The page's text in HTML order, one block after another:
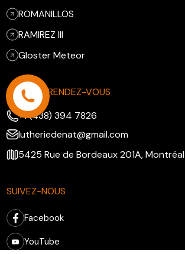
ROMANILLOS
RAMIREZ III
Gloster Meteor
PRENDRE RENDEZ-VOUS
+1 (438) 394 7826
lutheriedenat@gmail.com
5425 Rue de Bordeaux 201A, Montréal
SUIVEZ-NOUS
Facebook
YouTube